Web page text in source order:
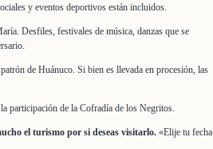
y eventos deportivos están incluidos.
Desfiles, festivales de música, danzas que se
de Huánuco. Si bien es llevada en procesión, las
participación de la Cofradía de los Negritos.
el turismo por si deseas visitarlo. «Elije tu fecha